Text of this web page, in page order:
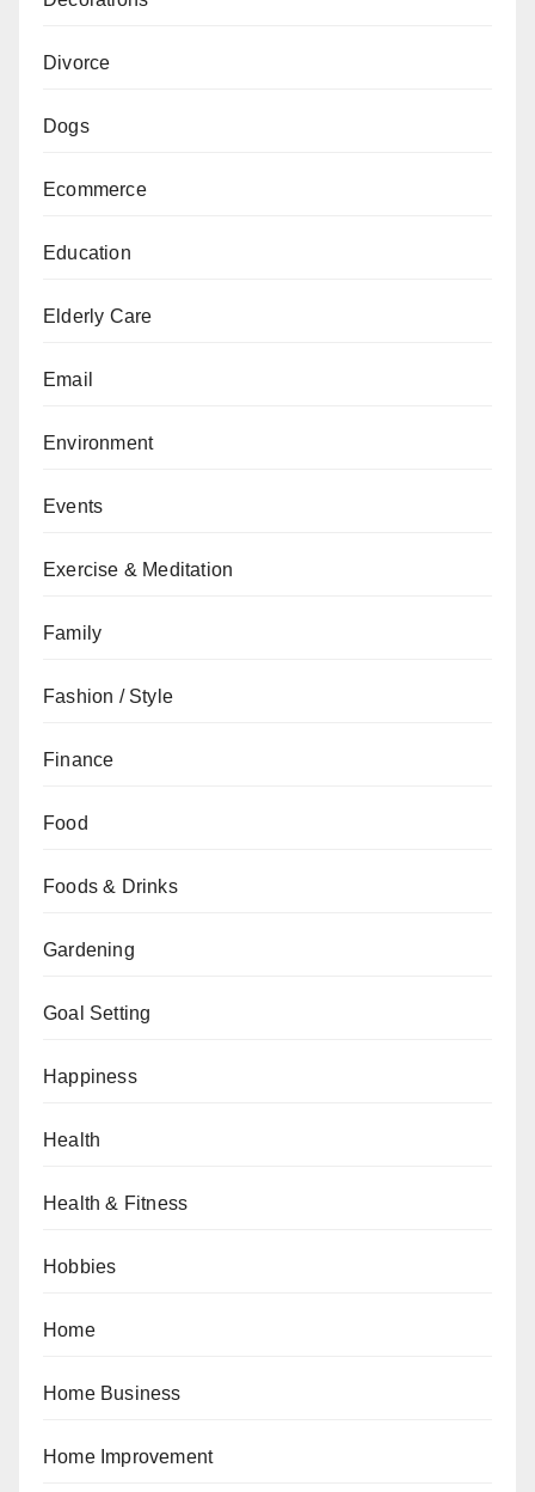
Divorce
Dogs
Ecommerce
Education
Elderly Care
Email
Environment
Events
Exercise & Meditation
Family
Fashion / Style
Finance
Food
Foods & Drinks
Gardening
Goal Setting
Happiness
Health
Health & Fitness
Hobbies
Home
Home Business
Home Improvement